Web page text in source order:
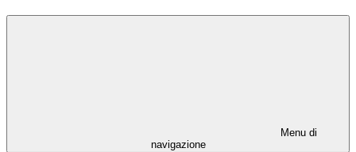
Menu di
navigazione